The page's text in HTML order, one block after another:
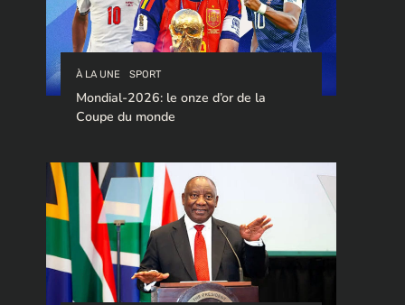
À LA UNE SPORT
Mondial-2026: le onze d’or de la
Coupe du monde